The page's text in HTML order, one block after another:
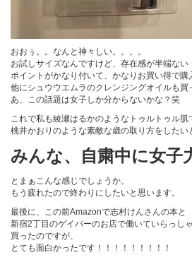
おおぅ。。なんと神々しい。。。。
お試しサイズなんですけど、存在感が半端ない
ポイントがかなり付いて、かなりお買い得で購
他にシュウウエムラのクレンジングオイルも
あ、この話題は女子しか分からないかな？笑
これで私も綾瀬はるかのようなトゥルトゥル肌
桃井かおりのような素敵な歳の取り方をしたい
みんな、自粛中に女子
とまぁこんな感じでしょうか。
もう疲れたので終わりにしたいと思います。
最後に、この前Amazonで志村けんさんの本と
新宿2丁目のゲイバーのお店で働いていらっし
買ったのですが、
とても面白かったです！！！！！！！！！